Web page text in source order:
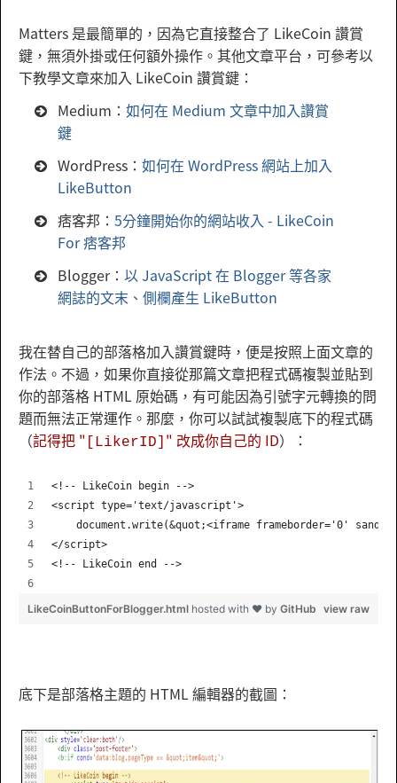
Matters 是最簡單的，因為它直接整合了 LikeCoin 讚賞
鍵，無須外掛或任何額外操作。其他文章平台，可參考以
下教學文章來加入 LikeCoin 讚賞鍵：
Medium：如何在 Medium 文章中加入讚賞
鍵
WordPress：如何在 WordPress 網站上加入
LikeButton
痞客邦：5分鐘開始你的網站收入 - LikeCoin
For 痞客邦
Blogger：以 JavaScript 在 Blogger 等各家
網誌的文末、側欄產生 LikeButton
我在替自己的部落格加入讚賞鍵時，便是按照上面文章的
作法。不過，如果你直接從那篇文章把程式碼複製並貼到
你的部落格 HTML 原始碼，有可能因為引號字元轉換的問
題而無法正常運作。那麼，你可以試試複製底下的程式碼
（記得把 " [LikerID] " 改成你自己的 ID）：
<!-- LikeCoin begin -->
<script type='text/javascript'>
document.write(&quot;<iframe frameborder='0'
</script>
view raw
LikeCoinButtonForBlogger.html hosted with ❤ by GitHub
底下是部落格主題的 HTML 編輯器的截圖：